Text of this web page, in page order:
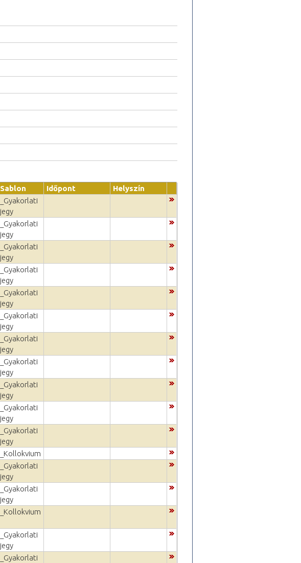
Sablon Időpont
Helyszín
_Gyakorlati
jegy
_Gyakorlati
jegy
_Gyakorlati
jegy
_Gyakorlati
jegy
_Gyakorlati
jegy
_Gyakorlati
jegy
_Gyakorlati
jegy
_Gyakorlati
jegy
_Gyakorlati
jegy
_Gyakorlati
jegy
_Gyakorlati
jegy
_Kollokvium
_Gyakorlati
jegy
_Gyakorlati
jegy
_Kollokvium
_Gyakorlati
jegy
_Gyakorlati